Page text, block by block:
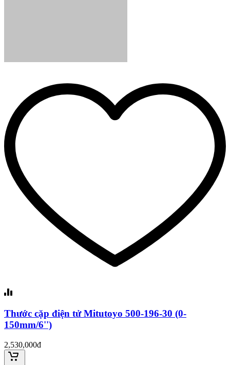
Thước cặp điện tử Mitutoyo 500-196-30 (0-
150mm/6'')
2,530,000đ